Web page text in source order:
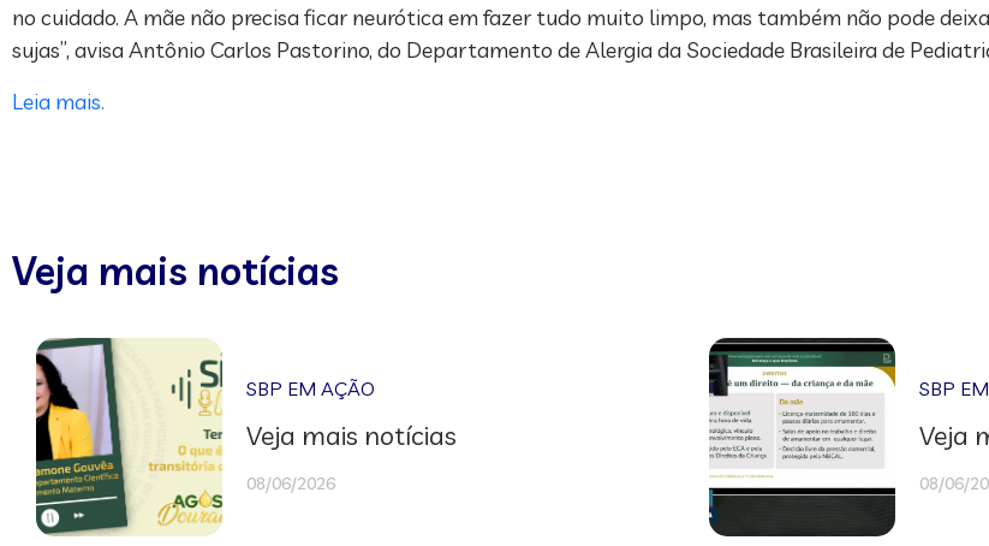
no cuidado. A mãe não precisa ficar neurótica em fazer tudo muito limpo, mas também não pode
sujas”, avisa Antônio Carlos Pastorino, do Departamento de Alergia da Sociedade Brasileira de
Leia mais.
Veja mais notícias
SBP EM AÇÃO
Veja mais notícias
08/06/2026
SBP
Veja
08/06/